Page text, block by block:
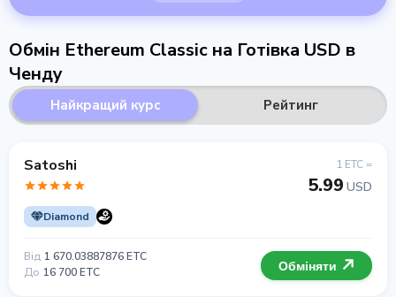
Обмін Ethereum Classic на Готівка USD в
Ченду
Найкращий курс Рейтинг
Satoshi
Diamond
1 ETC =
5.99 USD
Від 1 670.03887876 ETC
До 16 700 ETC Обміняти